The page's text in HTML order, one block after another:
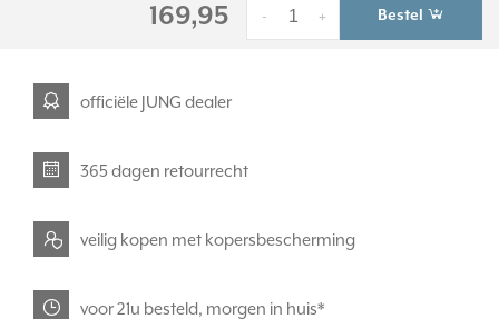
169,95 +
- Bestel
officiële JUNG dealer
365 dagen retourrecht
veilig kopen met kopersbescherming
voor 21u besteld, morgen in huis*